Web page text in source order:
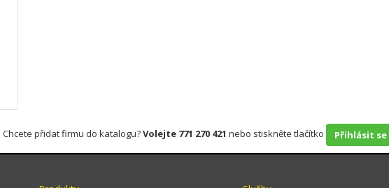
Chcete přidat firmu do katalogu?Volejte 771 270 421 nebo stiskněte tlačítko Přihlásit